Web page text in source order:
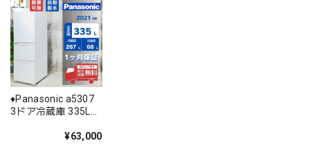
♦️Panasonic a5307
3ドア冷蔵庫 335L
¥63,000